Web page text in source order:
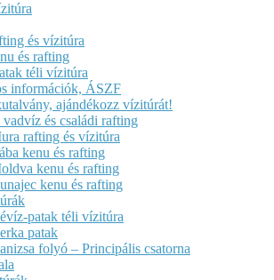
és vízitúra
és rafting
téli vízitúra
információk, ÁSZF
ajándékozz vízitúrát!
és családi rafting
rafting és vízitúra
kenu és rafting
kenu és rafting
kenu és rafting
patak téli vízitúra
patak
folyó – Principális csatorna